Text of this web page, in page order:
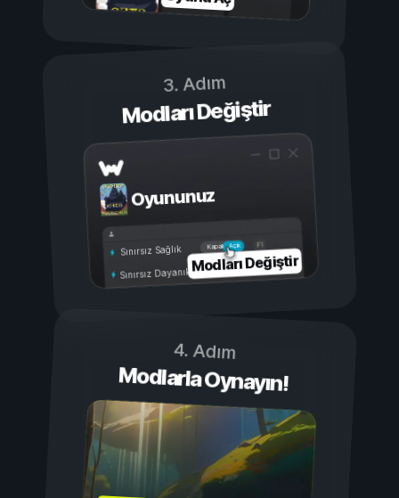
3. Adım
Modları Değiştir
Oyununuz
Açık
Kapalı
Sınırsız Sağlık
Sınırsız DayanıklılıkModları Değiştir
4. Adım
Modlarla Oynayın!